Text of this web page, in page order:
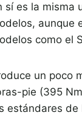
sí es la misma
aunque
como el
un poco
pie (395
estándares